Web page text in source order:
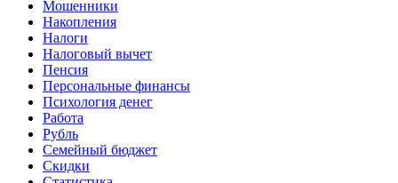
Мошенники
Накопления
Налоги
Налоговый вычет
Пенсия
Персональные финансы
Психология денег
Работа
Рубль
Семейный бюджет
Скидки